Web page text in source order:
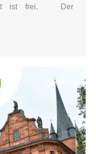
ist frei. Der